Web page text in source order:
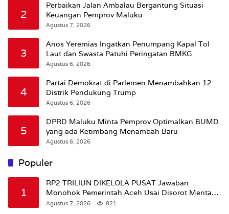
2
Perbaikan Jalan Ambalau Bergantung Situasi
Keuangan Pemprov Maluku
Agustus 7, 2026
3
Anos Yeremias Ingatkan Penumpang Kapal Tol
Laut dan Swasta Patuhi Peringatan BMKG
Agustus 6, 2026
4
Partai Demokrat di Parlemen Menambahkan 12
Distrik Pendukung Trump
Agustus 6, 2026
5
DPRD Maluku Minta Pemprov Optimalkan BUMD
yang ada Ketimbang Menambah Baru
Agustus 6, 2026
Populer
1
RP2 TRILIUN DIKELOLA PUSAT Jawaban
Monohok Pemerintah Aceh Usai Disorot Mentan
Amran Soal Dana Pertanian
Agustus 7, 2026 821